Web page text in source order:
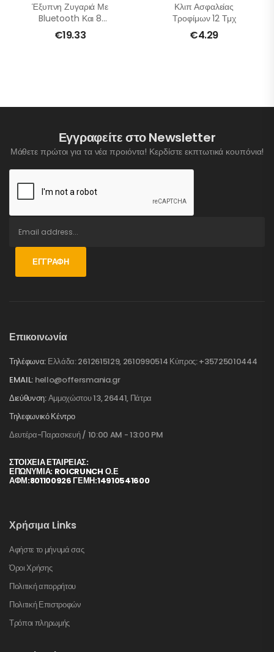
Έξυπνη Ζυγαριά Με
Bluetooth Και 8
Λειτουργίες
€19.33
Κλιπ Ασφαλείας
Τροφίμων 12 Τμχ
€4.29
Εγγραφείτε στο Newsletter
Μάθετε πρώτοι για τα νέα προιόντα! Κερδίστε εκπτωτικά κουπόνια!
ΕΓΓΡΑΦΉ
Επικοινωνία
Τηλέφωνα: Ελλάδα: 2612615129, 2610990514 Κύπρος: +35725010444
EMAIL: hello@offersmania.gr
Διεύθυνση:Αμμοχώστου 13, 26441, Πάτρα
Τηλεφωνικό Κέντρο
Δευτέρα-Παρασκευή / 10:00 AM - 13:00 PM
ΣΤΟΙΧΕΊΑ ΕΤΑΙΡΕΊΑΣ:
ΕΠΩΝΥΜΙΑ: ROICRUNCH Ο.Ε
ΑΦΜ:801100926 ΓΕΜΗ:14910541600
Χρήσιμα Links
Αφήστε το μήνυμά σας
Όροι Χρήσης
Πολιτική απορρήτου
Πολιτική Επιστροφών
Τρόποι πληρωμής